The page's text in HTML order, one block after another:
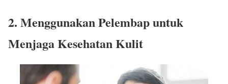
2. Menggunakan Pelembap untuk
Menjaga Kesehatan Kulit